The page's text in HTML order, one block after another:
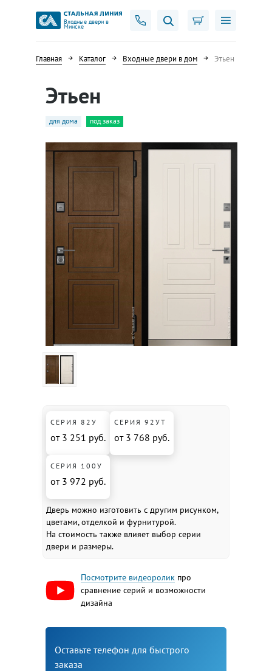
Входные двери в
Минске
Главная Каталог Входные двери в дом Этьен
Этьен
для дома под заказ
СЕРИЯ 82У
от 3 251 руб.
СЕРИЯ 92УТ
от 3 768 руб.
СЕРИЯ 100У
от 3 972 руб.
Дверь можно изготовить с другим рисунком,
цветами, отделкой и фурнитурой.
На стоимость также влияет выбор серии
двери и размеры.
Посмотрите видеоролик про
сравнение серий и возможности
дизайна
Оставьте телефон для быстрого
заказа